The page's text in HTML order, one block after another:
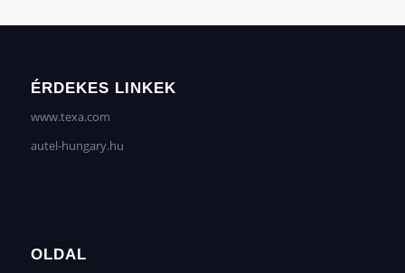
ÉRDEKES LINKEK
www.texa.com
autel-hungary.hu
OLDAL